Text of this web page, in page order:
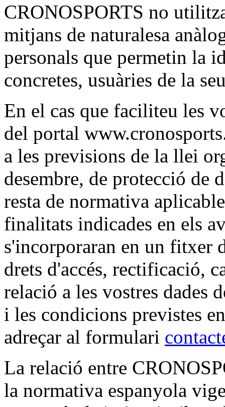
CRONOSPORTS no
mitjans de naturalesa
personals que permetin la
concretes, usuàries de la
En el cas que faciliteu les
del portal
a les previsions de la llei
desembre, de protecció de
resta de normativa
finalitats indicades en els
s'incorporaran en un fitxer
drets d'accés, rectificació,
relació a les vostres dades
i les condicions previstes
adreçar al formulari
La relació entre
la normativa espanyola